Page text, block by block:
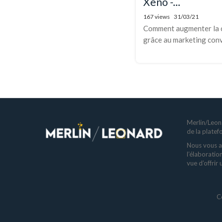
167 views 31/03/21
Comment augmenter
grâce au marketing
Merlin/
de la
Nous vous
vue d’offrir